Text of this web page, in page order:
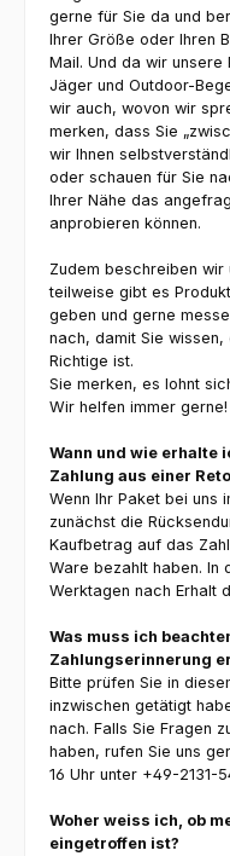
gerne für Sie da und
Ihrer Größe oder Ihren
Mail. Und da wir
Jäger und Outdoor-
wir auch, wovon wir
merken, dass Sie
wir Ihnen
oder schauen für Sie
Ihrer Nähe das
anprobieren können.
Zudem beschreiben
teilweise gibt es
geben und gerne
nach, damit Sie
Richtige ist.
Sie merken, es lohnt
Wir helfen immer gerne!
Wann und wie erhalte
Zahlung aus einer
Wenn Ihr Paket bei uns
zunächst die
Kaufbetrag auf das
Ware bezahlt haben. In
Werktagen nach Erhalt
Was muss ich
Zahlungserinnerung
Bitte prüfen Sie in
inzwischen getätigt
nach. Falls Sie Fragen
haben, rufen Sie uns
16 Uhr unter +49-2131-
Woher weiss ich, ob
eingetroffen ist?